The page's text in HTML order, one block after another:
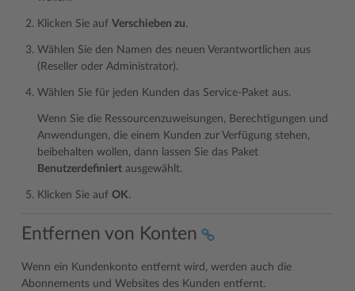
Klicken Sie auf Verschieben zu.
Wählen Sie den Namen des neuen Verantwortlichen aus
(Reseller oder Administrator).
Wählen Sie für jeden Kunden das Service-Paket aus.
Wenn Sie die Ressourcenzuweisungen, Berechtigungen und
Anwendungen, die einem Kunden zur Verfügung stehen,
beibehalten wollen, dann lassen Sie das Paket
Benutzerdefiniert ausgewählt.
Klicken Sie auf OK.
Entfernen von Konten
Wenn ein Kundenkonto entfernt wird, werden auch die
Abonnements und Websites des Kunden entfernt.